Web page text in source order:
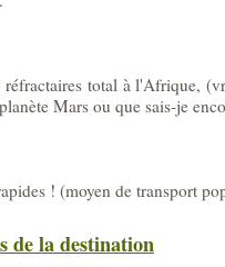
total à l'Afrique,
Mars ou que sais-je
! (moyen de transport
de la destination